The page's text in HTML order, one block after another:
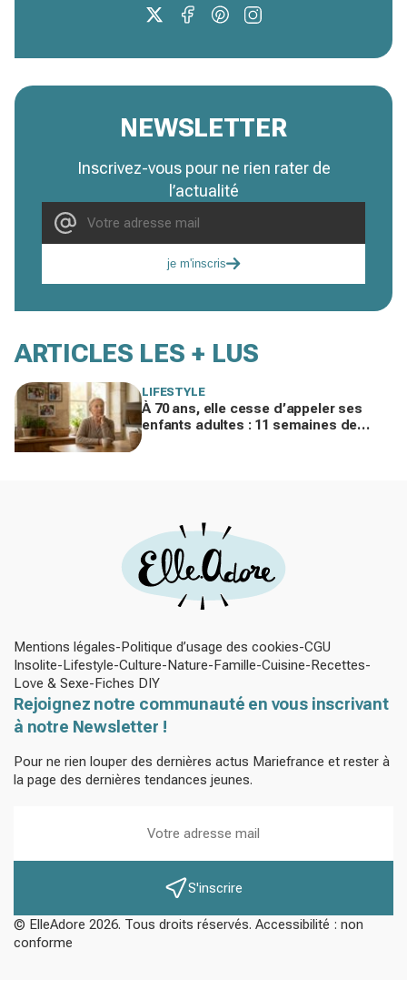
NEWSLETTER
Inscrivez-vous pour ne rien rater de
l’actualité
je m'inscris
ARTICLES LES + LUS
LIFESTYLE
À 70 ans, elle cesse d’appeler ses
enfants adultes : 11 semaines de
Mentions légales Politique d’usage des cookies CGU
Insolite Lifestyle Culture Nature Famille Cuisine Recettes
Love & Sexe Fiches DIY
Rejoignez notre communauté en vous inscrivant
à notre Newsletter !
Pour ne rien louper des dernières actus Mariefrance et rester à
la page des dernières tendances jeunes.
S'inscrire
© ElleAdore 2026. Tous droits réservés. Accessibilité : non
conforme